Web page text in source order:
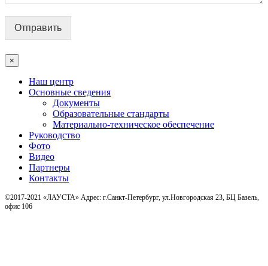
Отправить
×
Наш центр
Основные сведения
Документы
Образовательные стандарты
Материально-техническое обеспечение
Руководство
Фото
Видео
Партнеры
Контакты
©2017-2021 «ЛАУСТА» Адрес: г.Санкт-Петербург, ул.Новгородская 23, БЦ Базель,
офис 106